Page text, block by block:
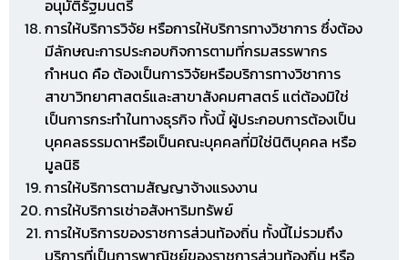
อนุมัติรัฐมนตรี
การให้บริการวิจัย หรือการให้บริการทางวิชาการ ซึ่งต้อง
มีลักษณะการประกอบกิจการตามที่กรมสรรพากร
กำหนด คือ ต้องเป็นการวิจัยหรือบริการทางวิชาการ
สาขาวิทยาศาสตร์และสาขาสังคมศาสตร์ แต่ต้องมิใช่
เป็นการกระทำในทางธุรกิจ ทั้งนี้ ผู้ประกอบการต้องเป็น
บุคคลธรรมดาหรือเป็นคณะบุคคลที่มิใช่นิติบุคคล หรือ
มูลนิธิ
การให้บริการตามสัญญาจ้างแรงงาน
การให้บริการเช่าอสังหาริมทรัพย์
การให้บริการของราชการส่วนท้องถิ่น ทั้งนี้ไม่รวมถึง
บริการที่เป็นการพาณิชย์ของราชการส่วนท้องถิ่น หรือ